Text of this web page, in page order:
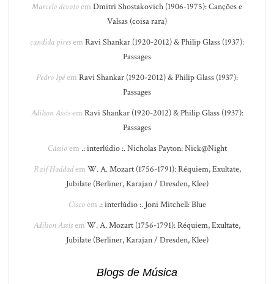
Marcelo devotoem Dmitri Shostakovich (1906-1975): Canções e
Valsas (coisa rara)
candida piresem Ravi Shankar (1920-2012) & Philip Glass (1937):
Passages
Pedro Ipêem Ravi Shankar (1920-2012) & Philip Glass (1937):
Passages
Adilson Assisem Ravi Shankar (1920-2012) & Philip Glass (1937):
Passages
Cássioem .: interlúdio :. Nicholas Payton: Nick@Night
Raif Haddadem W. A. Mozart (1756-1791): Réquiem, Exultate,
Jubilate (Berliner, Karajan / Dresden, Klee)
Ciscoem .: interlúdio :. Joni Mitchell: Blue
Adilson Assisem W. A. Mozart (1756-1791): Réquiem, Exultate,
Jubilate (Berliner, Karajan / Dresden, Klee)
Blogs de Música